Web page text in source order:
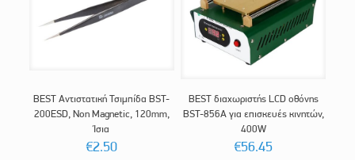
BEST Αντιστατική Τσιμπίδα BST-
200ESD, Non Magnetic, 120mm,
Ίσια
€2.50
BEST διαχωριστής LCD οθόνης
BST-856A για επισκευές κινητών,
400W
€56.45